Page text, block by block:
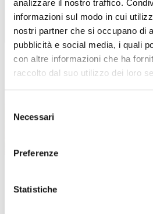
analizzare il nostro traffico.
informazioni sul modo in cui
nostri partner che si occupano di
pubblicità e social media, i quali
con altre informazioni che ha
raccolto dal suo utilizzo dei loro
delNecessari
Preferenze
Statistiche
aggiornare le
31 Luglio 2026
Protetto: La
Non è
Libri di testo
Tutti i libri di